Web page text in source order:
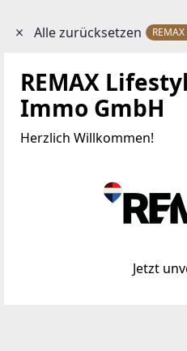
Alle zurücksetzen
REMAX
Immo GmbH
Herzlich Willkommen!
Jetzt